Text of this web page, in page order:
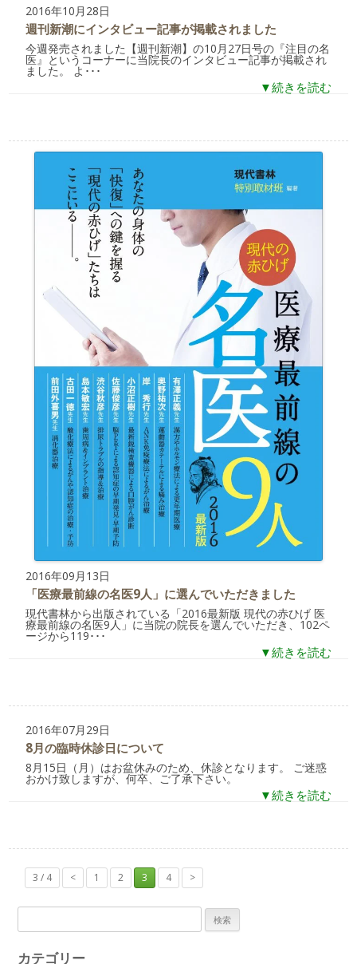
2016年10月28日
週刊新潮にインタビュー記事が掲載されました
今週発売されました【週刊新潮】の10月27日号の『注目の名
医』というコーナーに当院長のインタビュー記事が掲載され
ました。 よ･･･
▼続きを読む
2016年09月13日
「医療最前線の名医9人」に選んでいただきました
現代書林から出版されている「2016最新版 現代の赤ひげ 医
療最前線の名医9人」に当院の院長を選んでいただき、102ペ
ージから119･･･
▼続きを読む
2016年07月29日
8月の臨時休診日について
8月15日（月）はお盆休みのため、休診となります。 ご迷惑
おかけ致しますが、何卒、ご了承下さい。
▼続きを読む
3 / 4 < 1 2 3 4 >
索:
カテゴリー